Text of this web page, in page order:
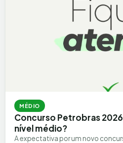
MÉDIO
Concurso Petrobras
nível médio?
A expectativa por um novo